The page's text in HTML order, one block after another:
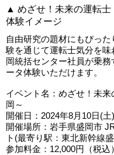
▲ めざせ！未来の運転
体験イメージ
自由研究の題材にもぴっ
験を通じて運転士気分を
岡統括センター社員が乗
ータ体験いただけます。
イベント名：めざせ！未
岡～
開催日：2024年8月10日(
開催場所：岩手県盛岡市
ト(最寄り駅：東北新幹線
参加料金：12,000円（税込）